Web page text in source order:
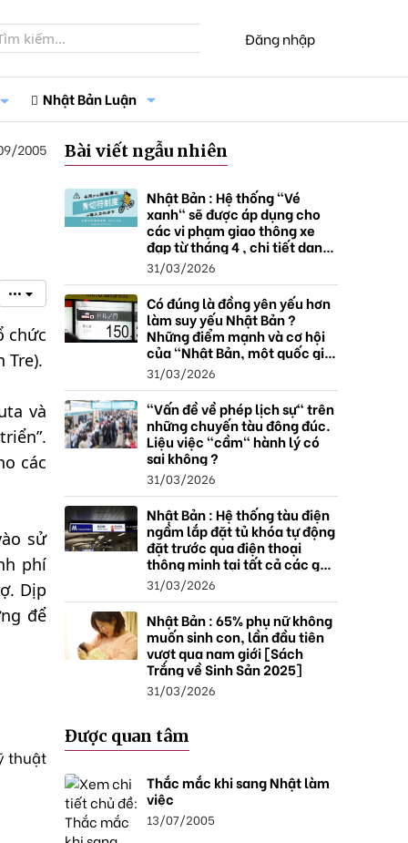
Đăng nhập
Nhật Bản Luận
2005
•••
chức
Tre).
và
các
sử
phí
Dịp
để
thuật
Bài viết ngẫu nhiên
Nhật Bản : Hệ thống "Vé
xanh" sẽ được áp dụng cho
các vi phạm giao thông xe
đạp từ tháng 4 , chi tiết danh
sách và mức xử phạt.
31/03/2026
Có đúng là đồng yên yếu hơn
làm suy yếu Nhật Bản ?
Những điểm mạnh và cơ hội
của "Nhật Bản, một quốc gia
thặng dư".
31/03/2026
"Vấn đề về phép lịch sự" trên
những chuyến tàu đông đúc.
Liệu việc "cầm" hành lý có
sai không ?
31/03/2026
Nhật Bản : Hệ thống tàu điện
ngầm lắp đặt tủ khóa tự động
đặt trước qua điện thoại
thông minh tại tất cả các ga ,
mở rộng mạng lưới do nhu
cầu tăng.
31/03/2026
Nhật Bản : 65% phụ nữ không
muốn sinh con, lần đầu tiên
vượt qua nam giới [Sách
Trắng về Sinh Sản 2025]
31/03/2026
Được quan tâm
Thắc mắc khi sang Nhật làm
việc
13/07/2005